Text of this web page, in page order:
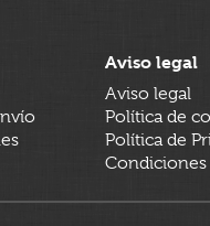
Aviso legal
Aviso legal
Política de
Política de
Condiciones